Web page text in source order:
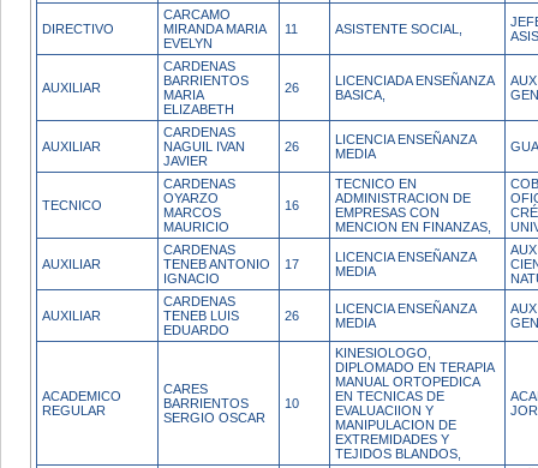
DIRECTIVO
CARCAMO
MIRANDA MARIA
EVELYN
11 ASISTENTE SOCIAL,
AUXILIAR
CARDENAS
BARRIENTOS
MARIA
ELIZABETH
26
LICENCIADA ENSEÑANZA
BASICA,
AUXILIAR
CARDENAS
NAGUIL IVAN
JAVIER
26
LICENCIA ENSEÑANZA
MEDIA
TECNICO
CARDENAS
OYARZO
MARCOS
MAURICIO
16
TECNICO EN
ADMINISTRACION DE
EMPRESAS CON
MENCION EN FINANZAS,
AUXILIAR
CARDENAS
TENEB ANTONIO
IGNACIO
17
LICENCIA ENSEÑANZA
MEDIA
AUXILIAR
CARDENAS
TENEB LUIS
EDUARDO
26
LICENCIA ENSEÑANZA
MEDIA
ACADEMICO
REGULAR
CARES
BARRIENTOS
SERGIO OSCAR
10
KINESIOLOGO,
DIPLOMADO EN TERAPIA
MANUAL ORTOPEDICA
EN TECNICAS DE
EVALUACIION Y
MANIPULACION DE
EXTREMIDADES Y
TEJIDOS BLANDOS,